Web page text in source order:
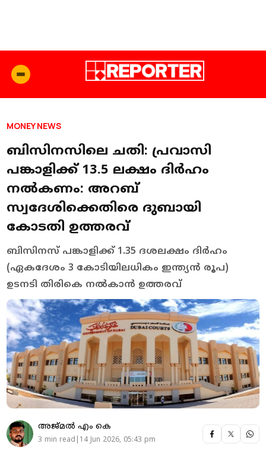
MONEY NEWS
ബിസിനസിലെ ചതി: പ്രവാസി
പങ്കാളിക്ക് 13.5 ലക്ഷം ദിർഹം
നല്‍കണം: അറബ്
സ്വദേശിക്കെതിരെ ദുബായി
കോടതി ഉത്തരവ്
ബിസിനസ് പങ്കാളിക്ക് 1.35 ദശലക്ഷം ദിർഹം
(ഏകദേശം 3 കോടിയിലധികം ഇന്ത്യൻ രൂപ)
ഉടനടി തിരികെ നൽകാൻ ഉത്തരവ്
അജ്മല്‍ എം കെ
3 min read|14 Jun 2026, 05:43 pm